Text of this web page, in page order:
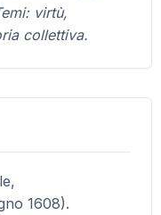
virtù,
collettiva.
1608).